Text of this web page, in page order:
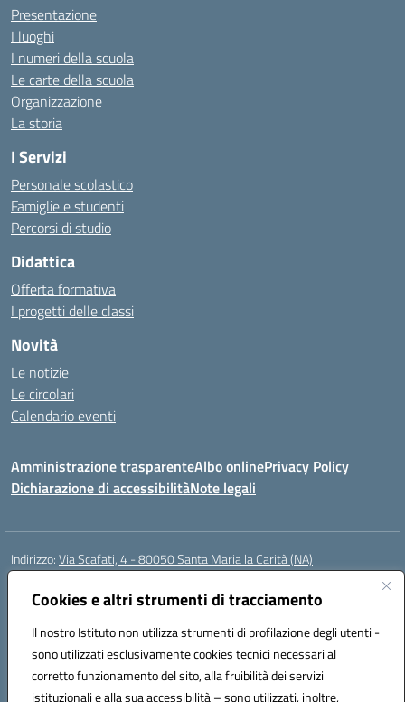
Cookies e altri strumenti di tracciamento
Il nostro Istituto non utilizza strumenti di profilazione degli utenti -
sono utilizzati esclusivamente cookies tecnici necessari al
corretto funzionamento del sito, alla fruibilità dei servizi
istituzionali e alla sua accessibilità – sono utilizzati, inoltre,
Presentazione
I luoghi
I numeri della scuola
Le carte della scuola
Organizzazione
La storia
I Servizi
Personale scolastico
Famiglie e studenti
Percorsi di studio
Didattica
Offerta formativa
I progetti delle classi
Novità
Le notizie
Le circolari
Calendario eventi
Amministrazione trasparenteAlbo onlinePrivacy Policy
Dichiarazione di accessibilitàNote legali
Indirizzo:Via Scafati, 4 - 80050 Santa Maria la Carità (NA)
Centralino:
Posta elettronica certificata (PEC):NAEE21900T@pec.istruzione.it
Codice fiscale: 90016250632
Codice meccanografico:NAEE21900T
Codice Indice delle Pubbliche Amministrazioni (IPA): istsc_naee21900t
Codice unico di fatturazione (CUF): UFZ0X6